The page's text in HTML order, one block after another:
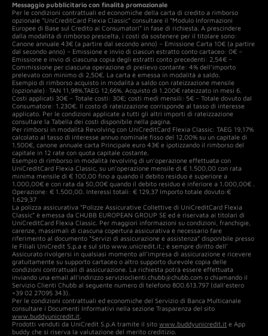
Messaggio pubblicitario con finalità promozionale
Per le condizioni contrattuali ed economiche della carta di credito a rimborso
opzionale “UniCreditCard Flexia Classic” consultare il “Modulo Informazioni
Europee di Base sul Credito ai Consumatori” in fase di richiesta. A prescindere
dalla modalità di rimborso prescelta, i costi da sostenere per il titolare sono:
Canone annuale 43€ (a partire dal secondo anno) – Emissione Carta 10€ (a partire
dal secondo anno) – Emissione e invio di ciascun estratto conto cartaceo: 0€ –
Emissione e invio di ciascuna copia degli estratti conto precedenti: 2,54€ –
Commissione per ciascuna operazione di prelievo contante: 4% dell’importo
prelevato con minimo di 2,50€. La carta è emessa in modalità a saldo.
Esempio di rimborso acquisto in modalità a saldo con rateizzazione mensile
(opzionale): TAN 11,98%.TAEG 12,66%. Acquisto di 1.200€ rateizzato in mesi 6.
Costi applicati 30€ – Totale costi: 30€; costi medi mensili: 5€ – Totale dovuto dal
Consumatore: 1.230€. Il costo di rateizzazione corrisponde al tasso di interesse
applicato. Per le condizioni applicate a tutti gli altri importi di rateizzazione
consultare la Tabella dei costi disponibile nella pagina.
Per rimborsi in modalità Revolving con UniCreditCard Flexia Classic: TAEG 19,17%
calcolato al tasso di interesse annuo nominale fisso del 12,00% su un capitale di
1.500€, canone annuale carta Principale euro 43€ e ipotizzando il rimborso del
capitale in 12 rate con quota capitale costante.
Esempio di rimborso in modalità revolving di un’operazione effettuata con
UniCreditCard Flexia Classic, su un’operazione mensile di € 1.500,00 con rata
minima mensile di € 100,00 fino a quando il debito residuo é superiore a
1.000,00€ e con rata da 50,00€ quando il debito residuo é inferiore a 1.000,00€ .
Operazione: € 1.500,00. Interessi totali: € 129,37 Importo totale dovuto:€
1.629,37
La polizza assicurativa “Polizze Assicurative Collettive di UniCreditCard Flexia
Classic” è emessa da CHUBB EUROPEAN GROUP SE ed è riservata ai titolari di
UniCreditCard Flexia Classic. Per maggiori informazioni su condizioni, franchigie,
carenze, massimali di ciascuna copertura assicurativa è necessario fare
riferimento al documento “Servizi di assicurazione e assistenza” disponibile presso
le Filiali UniCredit S.p.a e sul sito www.unicredit.it.; è sempre diritto dell’
Assicurato rivolgersi in qualsiasi momento all’impresa di assicurazione e ricevere
gratuitamente su supporto cartaceo o altro supporto durevole copia delle
condizioni contrattuali di assicurazione. La richiesta potrà essere effettuata
inviando una email all’indirizzo servizioclienti.chubb@chubb.com o chiamando il
Servizio Clienti Chubb al seguente numero di telefono 800.613.797 (dall’estero
+39 02 27095 343).
Per le condizioni contrattuali ed economiche del Servizio di Banca Multicanale
consultare i Documenti Informativi nella sezione Trasparenza del sito
www.buddyunicredit.it
Prodotti venduti da UniCredit S.p.A tramite il sito www.buddyunicredit.it e App
buddy che si riserva la valutazione del merito creditizio.